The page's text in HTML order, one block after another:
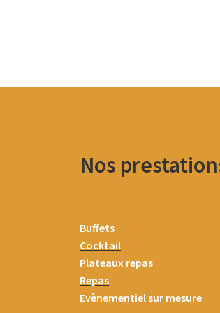
Nos
Buffets
Cocktail
Plateaux repas
Repas
Evènementiel sur mesure